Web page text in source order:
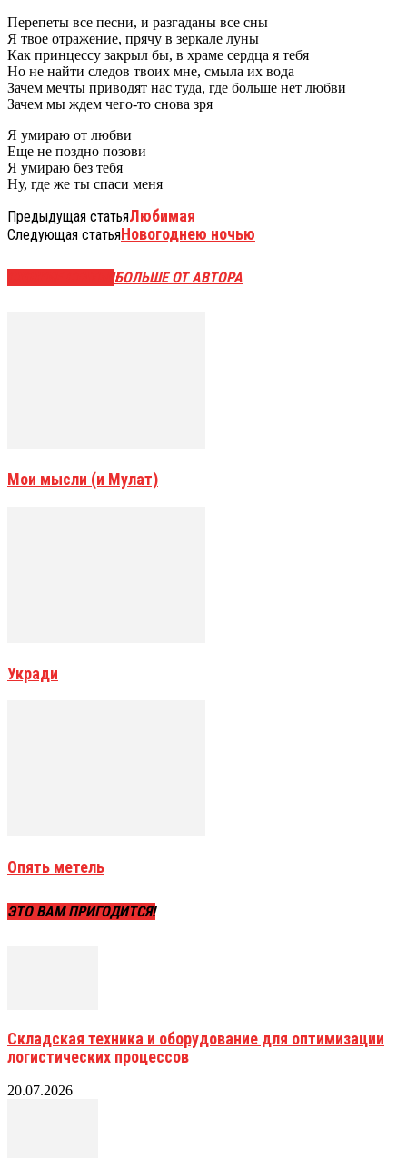
Перепеты все песни, и разгаданы все сны
Я твое отражение, прячу в зеркале луны
Как принцессу закрыл бы, в храме сердца я тебя
Но не найти следов твоих мне, смыла их вода
Зачем мечты приводят нас туда, где больше нет любви
Зачем мы ждем чего-то снова зря
Я умираю от любви
Еще не поздно позови
Я умираю без тебя
Ну, где же ты спаси меня
Предыдущая статьяЛюбимая
Следующая статьяНовогоднею ночью
БОЛЬШЕ ОТ АВТОРА
Мои мысли (и Мулат)
Укради
Опять метель
ЭТО ВАМ ПРИГОДИТСЯ!
Складская техника и оборудование для оптимизации
логистических процессов
20.07.2026